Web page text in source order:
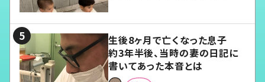
生後8ヶ月で亡くなった息子
約3年半後、当時の妻の日記に
書いてあった本音とは